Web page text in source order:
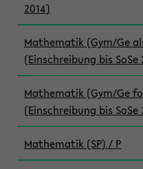
2014)
Mathematik (Gym/Ge
(Einschreibung bis SoSe
Mathematik (Gym/Ge
(Einschreibung bis SoSe
Mathematik (SP) / P